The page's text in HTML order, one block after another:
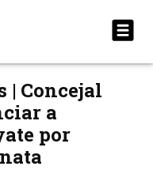
| Concejal
a
por